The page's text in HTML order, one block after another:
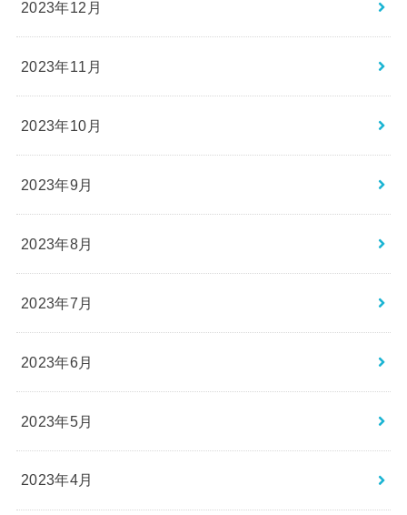
2023年12月
2023年11月
2023年10月
2023年9月
2023年8月
2023年7月
2023年6月
2023年5月
2023年4月